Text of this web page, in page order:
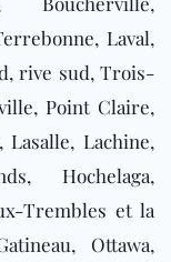
Laval,
rive sud, Trois-
Point Claire,
Lachine,
Hochelaga,
Trembles et la
Ottawa,